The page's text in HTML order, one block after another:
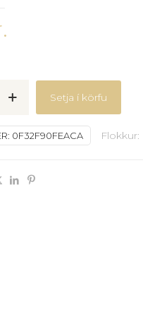
Setja í körfu
0F32F90FEACA Flokkur: